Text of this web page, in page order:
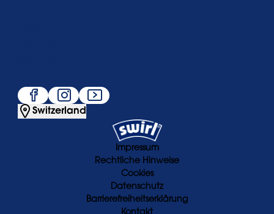
Switzerland
Impressum
Rechtliche Hinweise
Cookies
Datenschutz
Barrierefreiheitserklärung